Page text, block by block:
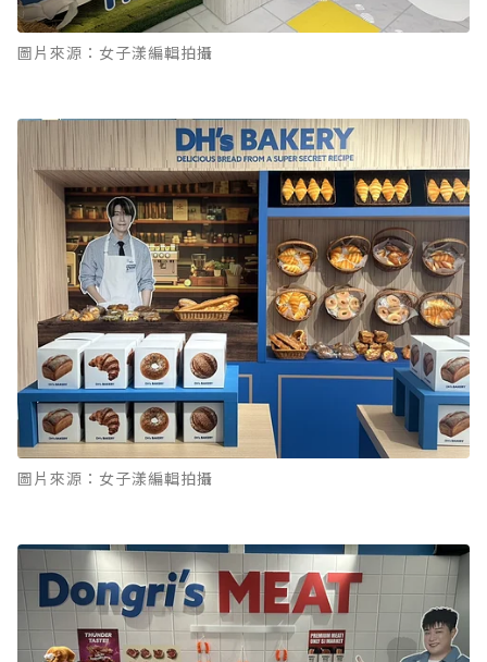
圖片來源：女子漾編輯拍攝
圖片來源：女子漾編輯拍攝